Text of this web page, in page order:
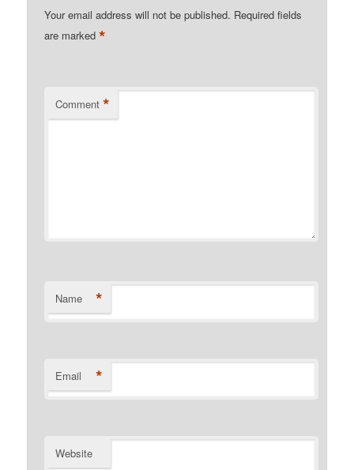
Your email address will not be published. Required fields
are marked*
Comment *
Name *
Email *
Website